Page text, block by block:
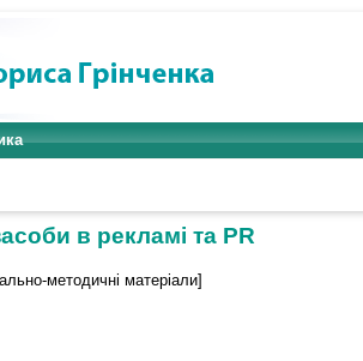
в рекламі та PR
методичні матеріали]